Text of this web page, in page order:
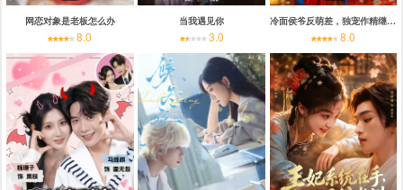
网恋对象是老板怎么办
8.0
当我遇见你
3.0
冷面侯爷反萌差，独宠作精继室啦
8.0